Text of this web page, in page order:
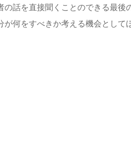
話を直接聞くことのできる最後
何をすべきか考える機会として